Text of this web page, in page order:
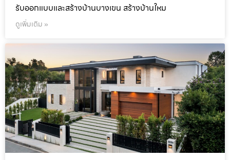
รับออกแบบและสร้างบ้านบางเขน สร้างบ้านใหม
ดูเพิ่มเติม »